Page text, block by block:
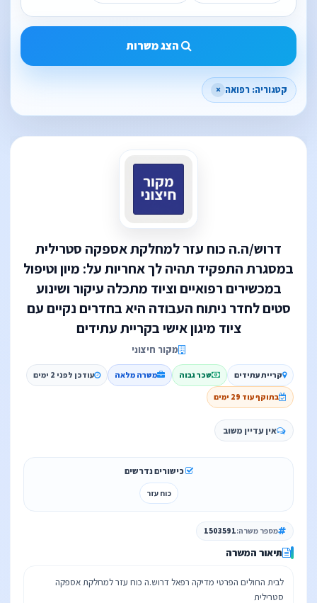
הצג משרות
קטגוריה: רפואה ×
דרוש/ה.ה כוח עזר למחלקת אספקה סטרילית
במסגרת התפקיד תהיה לך אחריות על: מיון וטיפול
במכשירים רפואיים וציוד מתכלה עיקור ושינוע
סטים לחדר ניתוח העבודה היא בחדרים נקיים עם
ציוד מיגון אישי בקריית עתידים
מקור חיצוני
קריית עתידים שכר גבוה משרה מלאה עודכן לפני 2 ימים
בתוקף עוד 29 ימים
אין עדיין משוב
כישורים נדרשים
כוח עזר
מספר משרה:1503591
תיאור המשרה
לבית החולים הפרטי מדיקה רפאל דרוש.ה כוח עזר למחלקת אספקה